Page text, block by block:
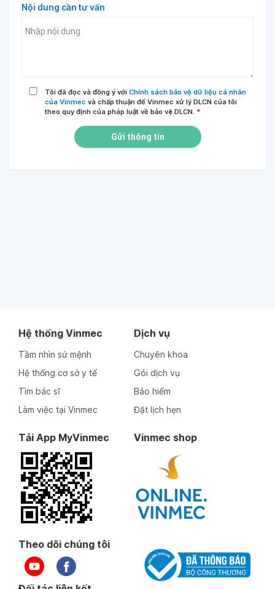
Nội dung cần tư vấn
Tôi đã đọc và đồng ý với Chính sách bảo vệ dữ liệu cá nhân
của Vinmec và chấp thuận để Vinmec xử lý DLCN của tôi
theo quy định của pháp luật về bảo vệ DLCN. *
Gửi thông tin
Hệ thống Vinmec
Tầm nhìn sứ mệnh
Hệ thống cơ sở y tế
Tìm bác sĩ
Làm việc tại Vinmec
Dịch vụ
Chuyên khoa
Gói dịch vụ
Bảo hiểm
Đặt lịch hẹn
Tải App MyVinmec Vinmec shop
Theo dõi chúng tôi